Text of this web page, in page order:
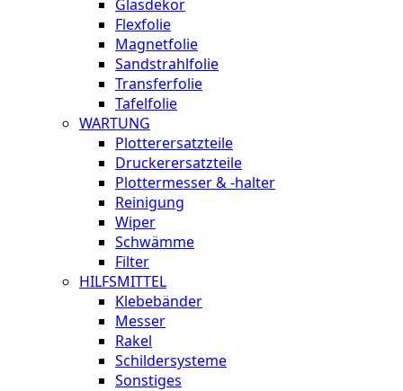
Glasdekor
Flexfolie
Magnetfolie
Sandstrahlfolie
Transferfolie
Tafelfolie
WARTUNG
Plotterersatzteile
Druckerersatzteile
Plottermesser & -halter
Reinigung
Wiper
Schwämme
Filter
HILFSMITTEL
Klebebänder
Messer
Rakel
Schildersysteme
Sonstiges